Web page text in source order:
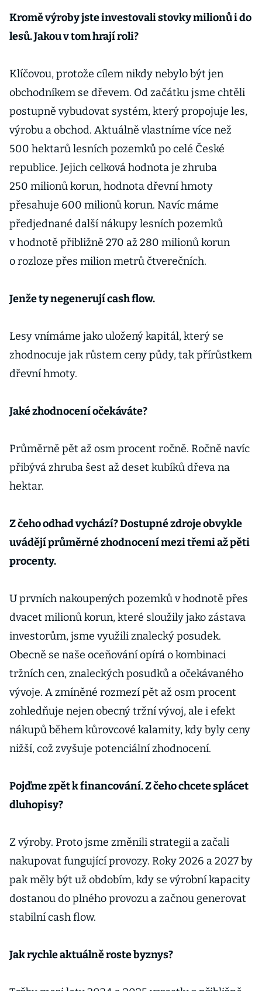
Kromě výroby jste investovali stovky milionů i do
lesů. Jakou v tom hrají roli?
Klíčovou, protože cílem nikdy nebylo být jen
obchodníkem se dřevem. Od začátku jsme chtěli
postupně vybudovat systém, který propojuje les,
výrobu a obchod. Aktuálně vlastníme více než
500 hektarů lesních pozemků po celé České
republice. Jejich celková hodnota je zhruba
250 milionů korun, hodnota dřevní hmoty
přesahuje 600 milionů korun. Navíc máme
předjednané další nákupy lesních pozemků
v hodnotě přibližně 270 až 280 milionů korun
o rozloze přes milion metrů čtverečních.
Jenže ty negenerují cash flow.
Lesy vnímáme jako uložený kapitál, který se
zhodnocuje jak růstem ceny půdy, tak přírůstkem
dřevní hmoty.
Jaké zhodnocení očekáváte?
Průměrně pět až osm procent ročně. Ročně navíc
přibývá zhruba šest až deset kubíků dřeva na
hektar.
Z čeho odhad vychází? Dostupné zdroje obvykle
uvádějí průměrné zhodnocení mezi třemi až pěti
procenty.
U prvních nakoupených pozemků v hodnotě přes
dvacet milionů korun, které sloužily jako zástava
investorům, jsme využili znalecký posudek.
Obecně se naše oceňování opírá o kombinaci
tržních cen, znaleckých posudků a očekávaného
vývoje. A zmíněné rozmezí pět až osm procent
zohledňuje nejen obecný tržní vývoj, ale i efekt
nákupů během kůrovcové kalamity, kdy byly ceny
nižší, což zvyšuje potenciální zhodnocení.
Pojďme zpět k financování. Z čeho chcete splácet
dluhopisy?
Z výroby. Proto jsme změnili strategii a začali
nakupovat fungující provozy. Roky 2026 a 2027 by
pak měly být už obdobím, kdy se výrobní kapacity
dostanou do plného provozu a začnou generovat
stabilní cash flow.
Jak rychle aktuálně roste byznys?